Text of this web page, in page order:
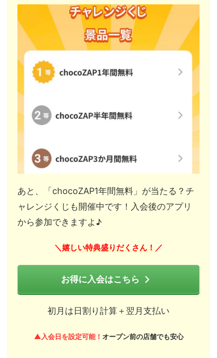
あと、「chocoZAP1年間無料」が当たる？チ
ャレンジくじも開催中です！入会後のアプリ
から参加できますよ♪
＼ 嬉しい特典盛りだくさん！ ／
お得に入会はこちら
初月は日割り計算＋翌月支払い
▲入会日を設定可能！ オープン前の店舗でも安心